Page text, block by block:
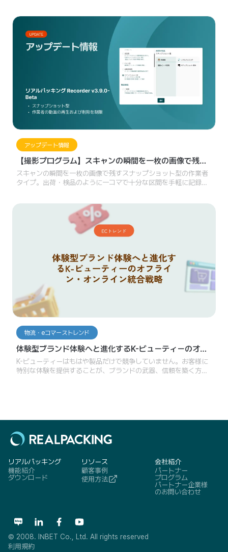
率化を超え、新たな信頼の基準になりつつあります。
アップデート情報
【撮影プログラム】スキャンの瞬間を一枚の画像で残す
スナップショット型の作業者タイプ
スキャンの瞬間を一枚の画像で残すスナップショット型の作業者
タイプ。出荷・検品のように一コマで十分な区間を手軽に記録
物流・eコマーストレンド
体験型ブランド体験へと進化するK-ビューティーのオフ
ライン・オンライン統合戦略
K-ビューティーはもはや製品だけで競争していません。お客様に
特別な体験を提供することが、ブランドの武器、信頼を築く方
リアルパッキング
機能紹介
ダウンロード
リソース
顧客事例
使用方法
会社紹介
パートナー
プログラム
パートナー企業様
のお問い合わせ
© 2008. INBET Co., Ltd. All rights reserved
利用規約